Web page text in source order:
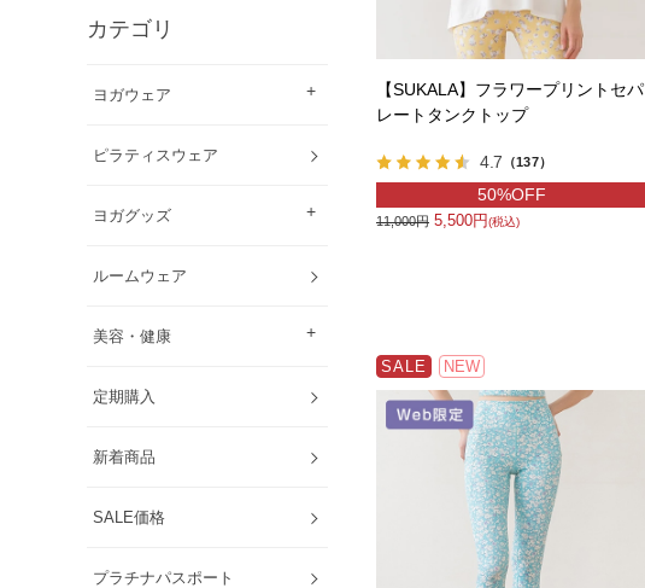
カテゴリ
ヨガウェア
ピラティスウェア
ヨガグッズ
ルームウェア
美容・健康
定期購入
新着商品
SALE価格
プラチナパスポート
【SUKALA】フラワープリントセパ
レートタンクトップ
4.7 （137）
50%OFF
11,000円 5,500円(税込)
SALE NEW